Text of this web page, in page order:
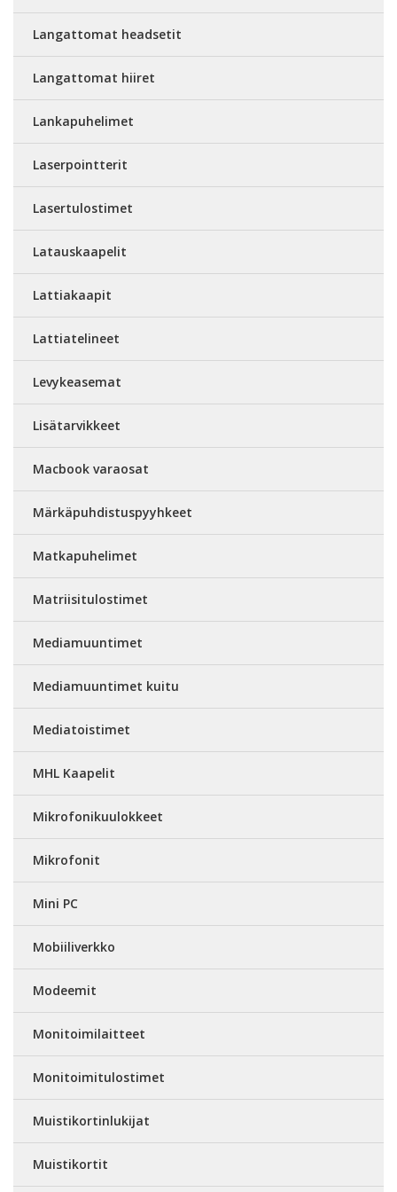
Langattomat headsetit
Langattomat hiiret
Lankapuhelimet
Laserpointterit
Lasertulostimet
Latauskaapelit
Lattiakaapit
Lattiatelineet
Levykeasemat
Lisätarvikkeet
Macbook varaosat
Märkäpuhdistuspyyhkeet
Matkapuhelimet
Matriisitulostimet
Mediamuuntimet
Mediamuuntimet kuitu
Mediatoistimet
MHL Kaapelit
Mikrofonikuulokkeet
Mikrofonit
Mini PC
Mobiiliverkko
Modeemit
Monitoimilaitteet
Monitoimitulostimet
Muistikortinlukijat
Muistikortit